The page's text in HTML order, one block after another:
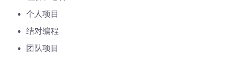
个人项目
结对编程
团队项目